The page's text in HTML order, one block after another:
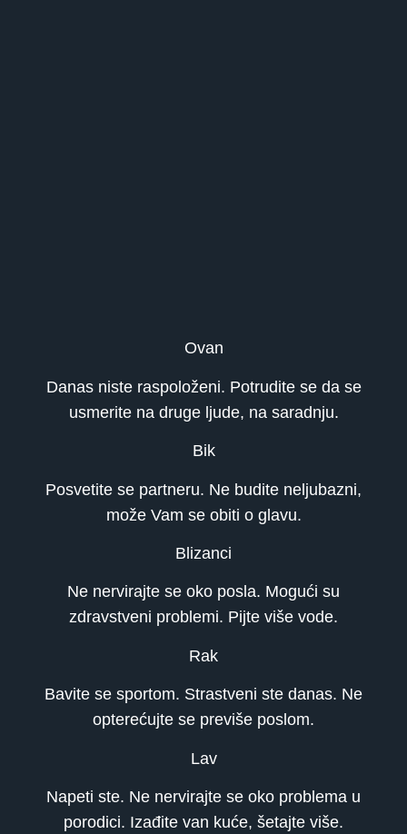
Ovan
Danas niste raspoloženi. Potrudite se da se
usmerite na druge ljude, na saradnju.
Bik
Posvetite se partneru. Ne budite neljubazni,
može Vam se obiti o glavu.
Blizanci
Ne nervirajte se oko posla. Mogući su
zdravstveni problemi. Pijte više vode.
Rak
Bavite se sportom. Strastveni ste danas. Ne
opterećujte se previše poslom.
Lav
Napeti ste. Ne nervirajte se oko problema u
porodici. Izađite van kuće, šetajte više.